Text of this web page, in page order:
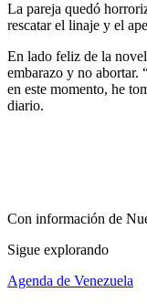
La pareja quedó
rescatar el linaje y el
En lado feliz de la
embarazo y no abortar.
en este momento, he
diario.
Con información de
Sigue explorando
Agenda de Venezuela